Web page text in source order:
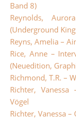
Band 8)
Reynolds,
(Underground
Reyns, Amelia –
Rice, Anne –
(Neuedition,
Richmond, T.R. –
Richter,
Vögel
Richter, Vanessa